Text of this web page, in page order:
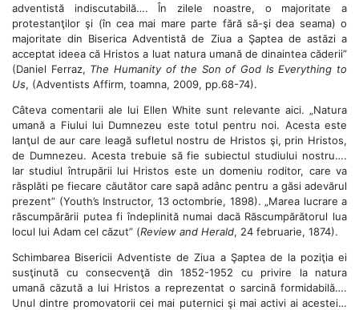
adventistă indiscutabilă…. În zilele noastre, o majoritate a
protestanţilor şi (în cea mai mare parte fără să-şi dea seama) o
majoritate din Biserica Adventistă de Ziua a Şaptea de astăzi a
acceptat ideea că Hristos a luat natura umană de dinaintea căderii”
(Daniel Ferraz, The Humanity of the Son of God Is Everything to
Us, (Adventists Affirm, toamna, 2009, pp.68-74).
Câteva comentarii ale lui Ellen White sunt relevante aici. „Natura
umană a Fiului lui Dumnezeu este totul pentru noi. Acesta este
lanţul de aur care leagă sufletul nostru de Hristos şi, prin Hristos,
de Dumnezeu. Acesta trebuie să fie subiectul studiului nostru….
Iar studiul întrupării lui Hristos este un domeniu roditor, care va
răsplăti pe fiecare căutător care sapă adânc pentru a găsi adevărul
prezent” (Youth’s Instructor, 13 octombrie, 1898). „Marea lucrare a
răscumpărării putea fi îndeplinită numai dacă Răscumpărătorul lua
locul lui Adam cel căzut” (Review and Herald, 24 februarie, 1874).
Schimbarea Bisericii Adventiste de Ziua a Şaptea de la poziţia ei
susţinută cu consecvenţă din 1852-1952 cu privire la natura
umană căzută a lui Hristos a reprezentat o sarcină formidabilă….
Unul dintre promovatorii cei mai puternici şi mai activi ai acestei…